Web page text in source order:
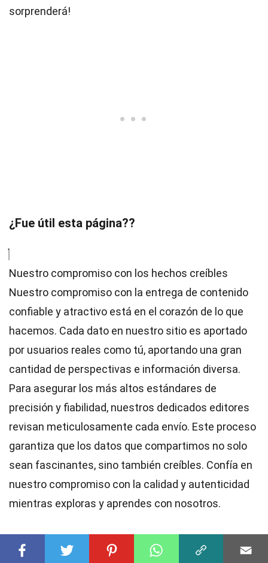
sorprenderá!
¿Fue útil esta página??
Nuestro compromiso con los hechos creíbles
Nuestro compromiso con la entrega de contenido
confiable y atractivo está en el corazón de lo que
hacemos. Cada dato en nuestro sitio es aportado
por usuarios reales como tú, aportando una gran
cantidad de perspectivas e información diversa.
Para asegurar los más altos estándares de
precisión y fiabilidad, nuestros dedicados editores
revisan meticulosamente cada envío. Este proceso
garantiza que los datos que compartimos no solo
sean fascinantes, sino también creíbles. Confía en
nuestro compromiso con la calidad y autenticidad
mientras exploras y aprendes con nosotros.